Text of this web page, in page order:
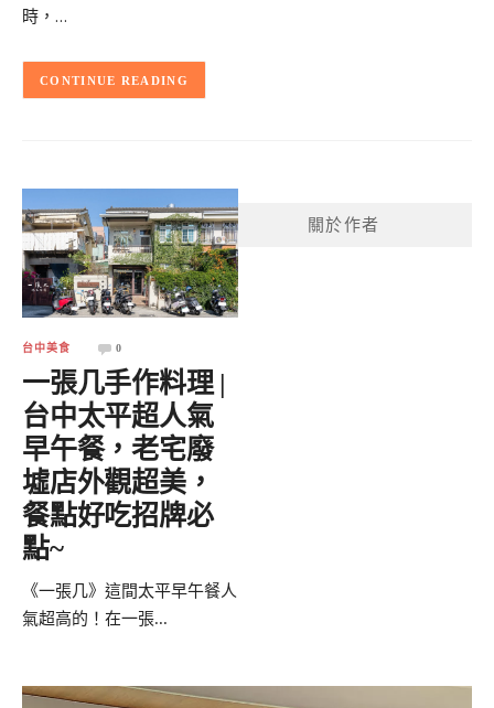
時，…
CONTINUE READING
台中美食 0
一張几手作料理 |
台中太平超人氣
早午餐，老宅廢
墟店外觀超美，
餐點好吃招牌必
點~
《一張几》這間太平早午餐人
氣超高的！在一張...
關於作者